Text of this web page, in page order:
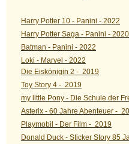
Harry Potter 10 - Panini - 2022
Harry Potter Saga - Panini - 2020
Batman - Panini - 2022
Loki - Marvel - 2022
Die Eiskönigin 2 - 2019
Toy Story 4 - 2019
my little Pony - Die Schule der
Asterix - 60 Jahre Abenteuer -
Playmobil - Der Film - 2019
Donald Duck - Sticker Story 85